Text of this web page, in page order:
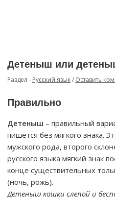
Детеныш или
Раздел - Русский язык/ Оставить
Правильно
Детеныш – правильный
пишется без мягкого знака.
мужского рода, второго
русского языка мягкий знак
конце существительных
(ночь, рожь).
Детеныш кошки слепой и